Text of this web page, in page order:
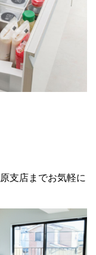
支店までお気軽に